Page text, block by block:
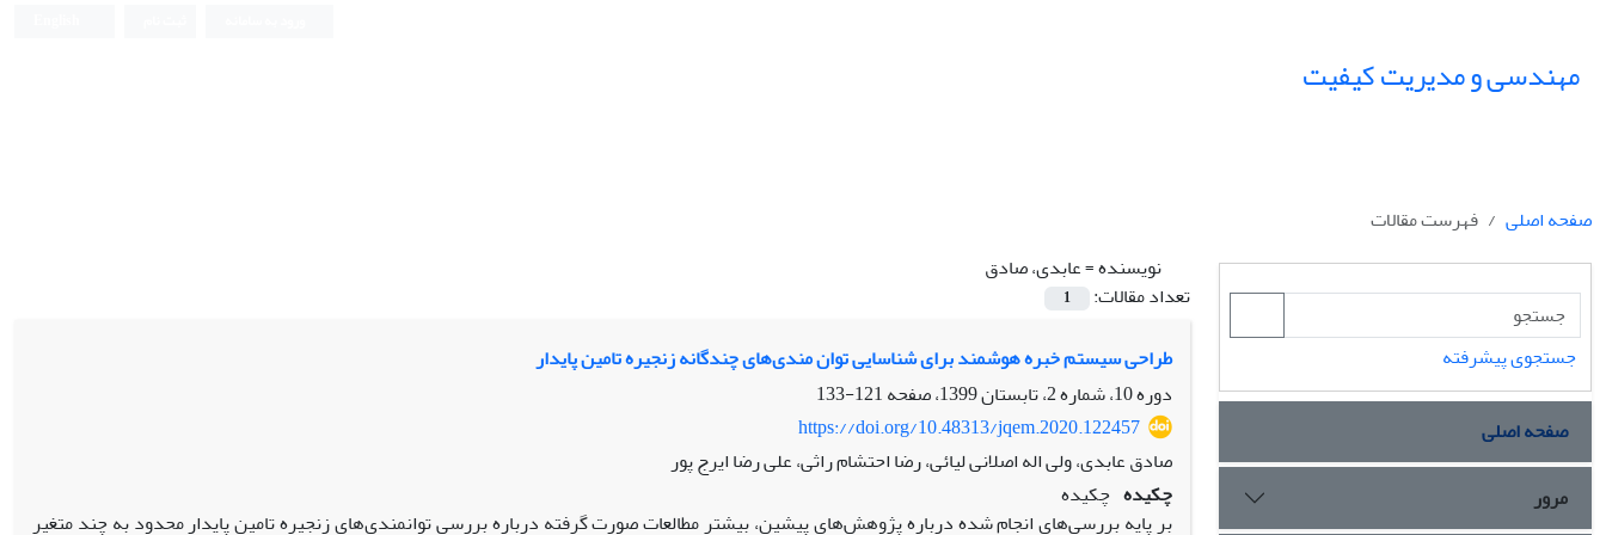
مهندسی و مدیریت کیفیت
صفحه اصلی
فهرست مقالات
نویسنده =عابدی، صادق
تعداد مقالات:
1
طراحی سیستم خبره هوشمند برای شناسایی توان مندی‌های چندگانه زنجیره تامین پایدار
دوره 10، شماره 2، تابستان 1399، صفحه
121-133
https://doi.org/10.48313/jqem.2020.122457
صادق عابدی، ولی اله اصلانی لیائی، رضا احتشام راثی، علی رضا ایرج پور
چکیده چکیده
بر پایه بررسی‌های انجام شده درباره پژوهش‌های پیشین، بیشتر مطالعات صورت گرفته درباره بررسی توانمندی‌های زنجیره تامین پایدار محدود به چند متغیر
جستجوی پیشرفته
صفحه اصلی
مرور